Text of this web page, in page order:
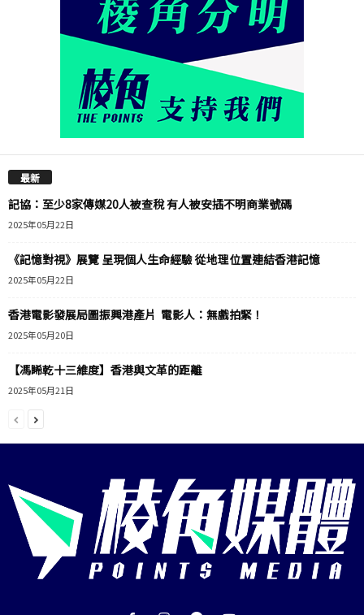
最新
記協：至少8家傳媒20人被查稅 有人被安插不明商業號碼
2025年05月22日
《記憶對視》展覽 呈現個人生命經驗 從地理位置連結香港記憶
2025年05月22日
香港電影發展局圖振興港產片 電影人：無戲拍緊！
2025年05月20日
【馮睎乾十三維度】香港與文革的距離
2025年05月21日